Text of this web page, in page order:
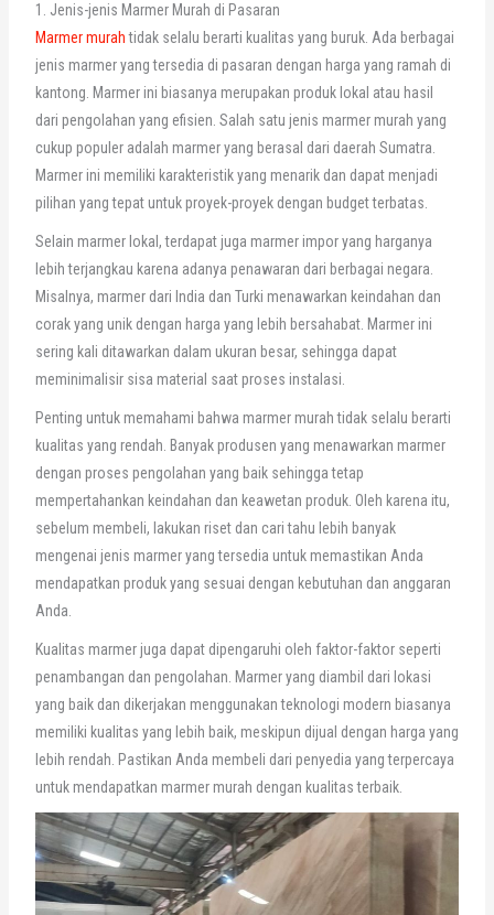
1. Jenis-jenis Marmer Murah di Pasaran
Marmer murahtidak selalu berarti kualitas yang buruk. Ada berbagai
jenis marmer yang tersedia di pasaran dengan harga yang ramah di
kantong. Marmer ini biasanya merupakan produk lokal atau hasil
dari pengolahan yang efisien. Salah satu jenis marmer murah yang
cukup populer adalah marmer yang berasal dari daerah Sumatra.
Marmer ini memiliki karakteristik yang menarik dan dapat menjadi
pilihan yang tepat untuk proyek-proyek dengan budget terbatas.
Selain marmer lokal, terdapat juga marmer impor yang harganya
lebih terjangkau karena adanya penawaran dari berbagai negara.
Misalnya, marmer dari India dan Turki menawarkan keindahan dan
corak yang unik dengan harga yang lebih bersahabat. Marmer ini
sering kali ditawarkan dalam ukuran besar, sehingga dapat
meminimalisir sisa material saat proses instalasi.
Penting untuk memahami bahwa marmer murah tidak selalu berarti
kualitas yang rendah. Banyak produsen yang menawarkan marmer
dengan proses pengolahan yang baik sehingga tetap
mempertahankan keindahan dan keawetan produk. Oleh karena itu,
sebelum membeli, lakukan riset dan cari tahu lebih banyak
mengenai jenis marmer yang tersedia untuk memastikan Anda
mendapatkan produk yang sesuai dengan kebutuhan dan anggaran
Anda.
Kualitas marmer juga dapat dipengaruhi oleh faktor-faktor seperti
penambangan dan pengolahan. Marmer yang diambil dari lokasi
yang baik dan dikerjakan menggunakan teknologi modern biasanya
memiliki kualitas yang lebih baik, meskipun dijual dengan harga yang
lebih rendah. Pastikan Anda membeli dari penyedia yang terpercaya
untuk mendapatkan marmer murah dengan kualitas terbaik.